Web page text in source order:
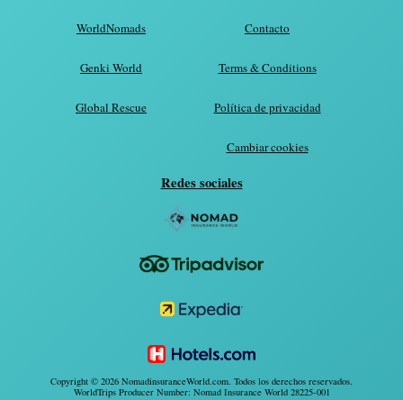
WorldNomads
Genki World
Global Rescue
Contacto
Terms & Conditions
Política de privacidad
Cambiar cookies
Redes sociales
Copyright © 2026 NomadinsuranceWorld.com. Todos los derechos reservados.
WorldTrips Producer Number: Nomad Insurance World 28225-001